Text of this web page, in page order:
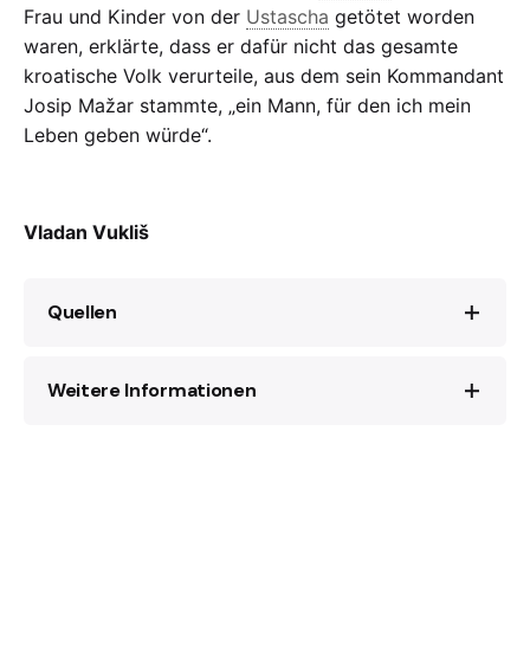
Frau und Kinder von der Ustascha getötet worden
waren, erklärte, dass er dafür nicht das gesamte
kroatische Volk verurteile, aus dem sein Kommandant
Josip Mažar stammte, „ein Mann, für den ich mein
Leben geben würde“.
Vladan Vukliš
Quellen
Mensur Seferović,Šoša
(Beograd: Narodna
Weitere Informationen